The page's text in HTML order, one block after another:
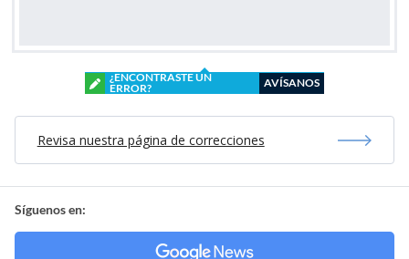
¿ENCONTRASTE UN
ERROR?
AVÍSANOS
Revisa nuestra página de correcciones
Síguenos en: